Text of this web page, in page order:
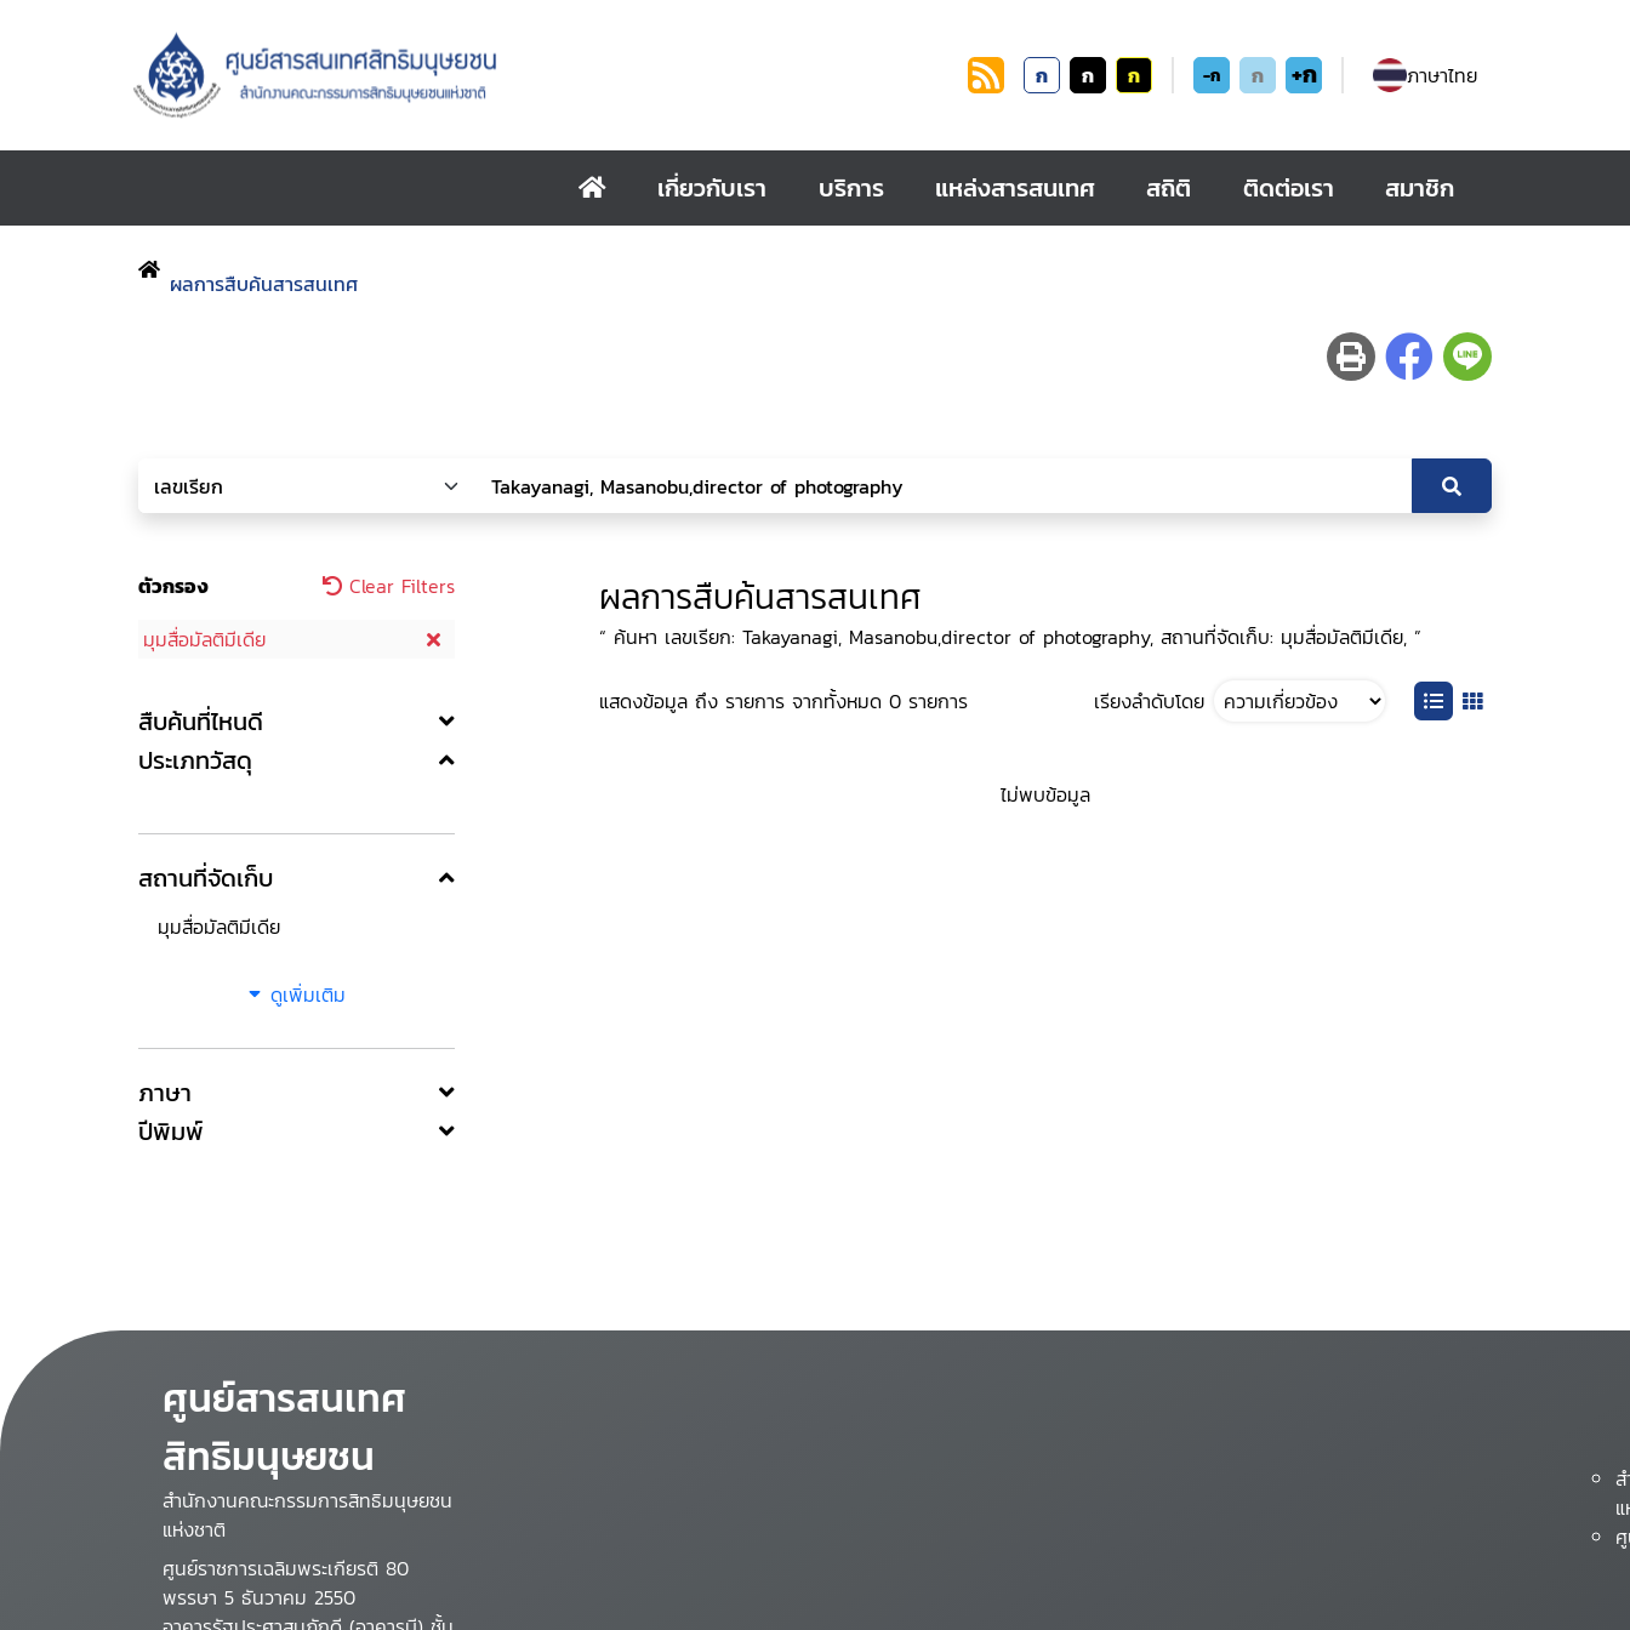
ก ก ก -ก ก +ก ภาษาไทย
เกี่ยวกับเรา บริการ แหล่งสารสนเทศ สถิติ ติดต่อเรา สมาชิก
ผลการสืบค้นสารสนเทศ
ตัวกรอง
Clear Filters
มุมสื่อมัลติมีเดีย
สืบค้นที่ไหนดี
ประเภทวัสดุ
สถานที่จัดเก็บ
มุมสื่อมัลติมีเดีย
ดูเพิ่มเติม
ภาษา
ปีพิมพ์
ผลการสืบค้นสารสนเทศ
“ ค้นหา เลขเรียก: Takayanagi, Masanobu,director of photography, สถานที่จัดเก็บ: มุมสื่อมัลติมีเดีย, ”
แสดงข้อมูล ถึง รายการ จากทั้งหมด 0 รายการ เรียงลำดับโดย
ไม่พบข้อมูล
ศูนย์สารสนเทศ
สิทธิมนุษยชน
สำนักงานคณะกรรมการสิทธิมนุษยชน
แห่งชาติ
ศูนย์ราชการเฉลิมพระเกียรติ 80
พรรษา 5 ธันวาคม 2550